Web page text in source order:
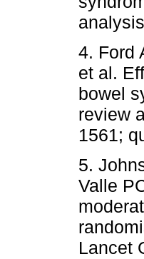
4. Ford
et al.
bowel
review
1561;
5.
Valle
Lancet